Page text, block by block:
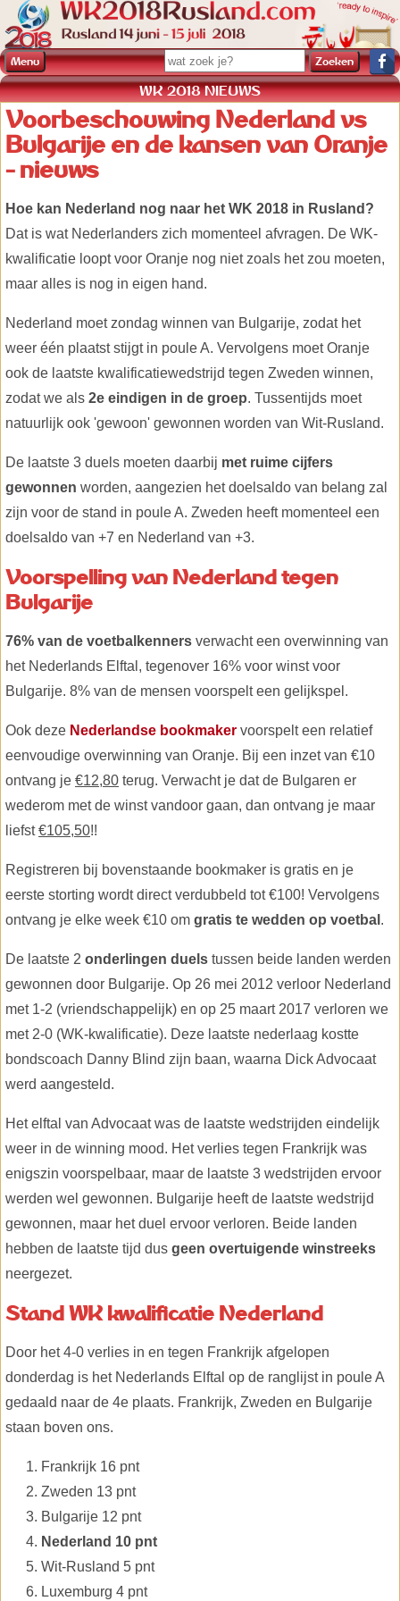
WK 2018 NIEUWS
Voorbeschouwing Nederland vs
Bulgarije en de kansen van Oranje
- nieuws
Hoe kan Nederland nog naar het WK 2018 in Rusland?
Dat is wat Nederlanders zich momenteel afvragen. De WK-
kwalificatie loopt voor Oranje nog niet zoals het zou moeten,
maar alles is nog in eigen hand.
Nederland moet zondag winnen van Bulgarije, zodat het
weer één plaatst stijgt in poule A. Vervolgens moet Oranje
ook de laatste kwalificatiewedstrijd tegen Zweden winnen,
zodat we als 2e eindigen in de groep. Tussentijds moet
natuurlijk ook 'gewoon' gewonnen worden van Wit-Rusland.
De laatste 3 duels moeten daarbij met ruime cijfers
gewonnen worden, aangezien het doelsaldo van belang zal
zijn voor de stand in poule A. Zweden heeft momenteel een
doelsaldo van +7 en Nederland van +3.
Voorspelling van Nederland tegen
Bulgarije
76% van de voetbalkenners verwacht een overwinning van
het Nederlands Elftal, tegenover 16% voor winst voor
Bulgarije. 8% van de mensen voorspelt een gelijkspel.
Ook deze Nederlandse bookmaker voorspelt een relatief
eenvoudige overwinning van Oranje. Bij een inzet van €10
ontvang je €12,80 terug. Verwacht je dat de Bulgaren er
wederom met de winst vandoor gaan, dan ontvang je maar
liefst€105,50!!
Registreren bij bovenstaande bookmaker is gratis en je
eerste storting wordt direct verdubbeld tot €100! Vervolgens
ontvang je elke week €10 om gratis te wedden op voetbal .
De laatste 2 onderlingen duels tussen beide landen werden
gewonnen door Bulgarije. Op 26 mei 2012 verloor Nederland
met 1-2 (vriendschappelijk) en op 25 maart 2017 verloren we
met 2-0 (WK-kwalificatie). Deze laatste nederlaag kostte
bondscoach Danny Blind zijn baan, waarna Dick Advocaat
werd aangesteld.
Het elftal van Advocaat was de laatste wedstrijden eindelijk
weer in de winning mood. Het verlies tegen Frankrijk was
enigszin voorspelbaar, maar de laatste 3 wedstrijden ervoor
werden wel gewonnen. Bulgarije heeft de laatste wedstrijd
gewonnen, maar het duel ervoor verloren. Beide landen
hebben de laatste tijd dus geen overtuigende winstreeks
neergezet.
Stand WK kwalificatie Nederland
Door het 4-0 verlies in en tegen Frankrijk afgelopen
donderdag is het Nederlands Elftal op de ranglijst in poule A
gedaald naar de 4e plaats. Frankrijk, Zweden en Bulgarije
staan boven ons.
Frankrijk 16 pnt
Zweden 13 pnt
Bulgarije 12 pnt
Nederland 10 pnt
Wit-Rusland 5 pnt
Luxemburg 4 pnt
Menu